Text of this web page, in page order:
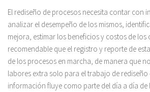
El rediseño de procesos necesita contar con
analizar el desempeño de los mismos,
mejora, estimar los beneficios y costos de los
recomendable que el registro y reporte de
de los procesos en marcha, de manera que
labores extra solo para el trabajo de rediseño
información fluye como parte del día a día